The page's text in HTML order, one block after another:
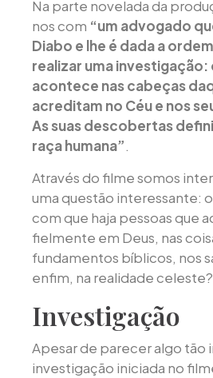
Na parte novelada da
nos com “um advogado
Diabo e lhe é dada a
realizar uma
acontece nas cabeças
acreditam no Céu e nos
As suas descobertas
raça humana”.
Através do filme somos
uma questão interessante:
com que haja pessoas que
fielmente em Deus, nas
fundamentos bíblicos, nos
enfim, na realidade celeste?
Investigação
Apesar de parecer algo tão
investigação iniciada no